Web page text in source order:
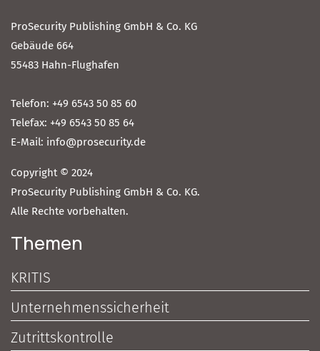
ProSecurity Publishing GmbH & Co. KG
Gebäude 664
55483 Hahn-Flughafen
Telefon: +49 6543 50 85 60
Telefax: +49 6543 50 85 64
E-Mail: info@prosecurity.de
Copyright © 2024
ProSecurity Publishing GmbH & Co. KG.
Alle Rechte vorbehalten.
Themen
KRITIS
Unternehmenssicherheit
Zutrittskontrolle